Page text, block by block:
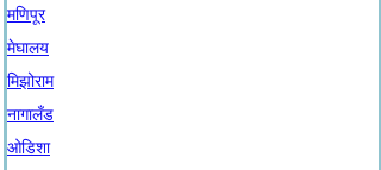
मणिपूर
मेघालय
मिझोराम
नागालँड
ओडिशा